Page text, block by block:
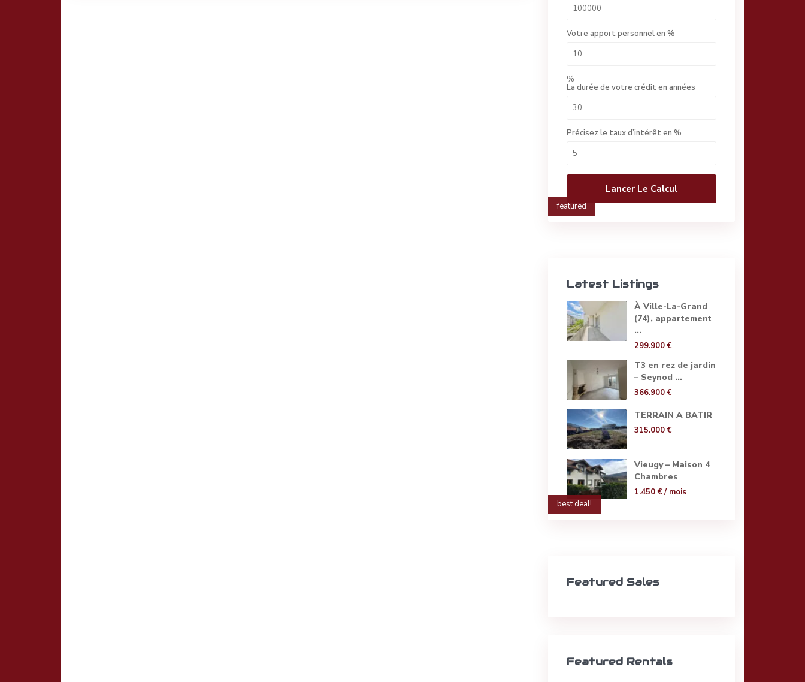
Votre apport personnel en %
%
La durée de votre crédit en années
Précisez le taux d’intérêt en %
Lancer Le Calcul
featured
Latest Listings
À Ville-La-Grand
(74), appartement
...
299.900 €
T3 en rez de jardin
– Seynod ...
366.900 €
TERRAIN A BATIR
315.000 €
Vieugy – Maison 4
Chambres
1.450 €/ mois
best deal!
Featured Sales
Featured Rentals